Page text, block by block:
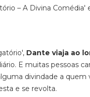
– A Divina Comédia'
Dante viaja ao
E muitas pessoas
divindade a quem
e se revolta.